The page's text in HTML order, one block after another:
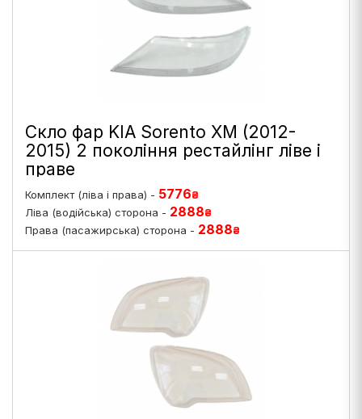
Скло фар KIA Sorento XM (2012-
2015) 2 покоління рестайлінг ліве і
праве
Комплект (ліва і права) - 5776₴
Ліва (водійська) сторона - 2888₴
Права (пасажирська) сторона - 2888₴